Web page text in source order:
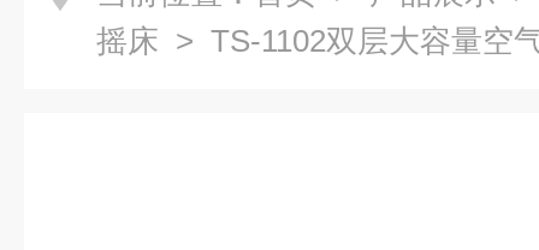
摇床 > TS-1102双层大容量空